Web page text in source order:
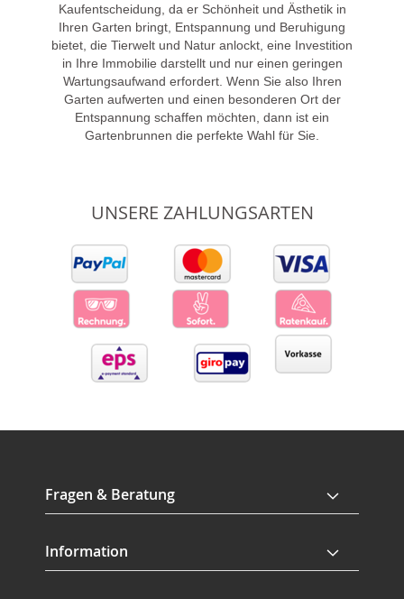
Kaufentscheidung, da er Schönheit und Ästhetik in
Ihren Garten bringt, Entspannung und Beruhigung
bietet, die Tierwelt und Natur anlockt, eine Investition
in Ihre Immobilie darstellt und nur einen geringen
Wartungsaufwand erfordert. Wenn Sie also Ihren
Garten aufwerten und einen besonderen Ort der
Entspannung schaffen möchten, dann ist ein
Gartenbrunnen die perfekte Wahl für Sie.
UNSERE ZAHLUNGSARTEN
Fragen & Beratung
Information